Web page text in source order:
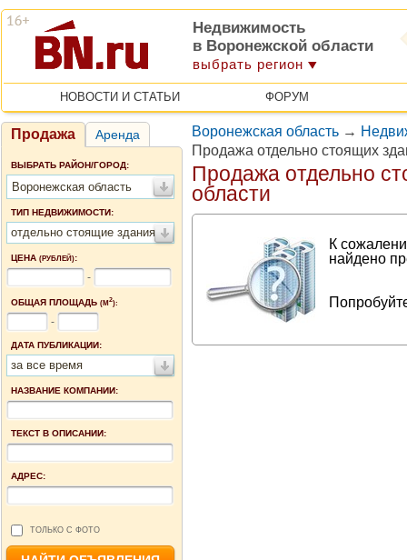
Недвижимость
в Воронежской области
выбрать регион
НОВОСТИ И СТАТЬИ ФОРУМ
Продажа Аренда
ВЫБРАТЬ РАЙОН/ГОРОД:
Воронежская область
ТИП НЕДВИЖИМОСТИ:
отдельно стоящие здания
ЦЕНА (РУБЛЕЙ):
-
ОБЩАЯ ПЛОЩАДЬ (М2):
-
ДАТА ПУБЛИКАЦИИ:
за все время
НАЗВАНИЕ КОМПАНИИ:
ТЕКСТ В ОПИСАНИИ:
АДРЕС:
ТОЛЬКО С ФОТО
Воронежская область →
Продажа отдельно стоящих
Продажа отдельно
области
К
найдено